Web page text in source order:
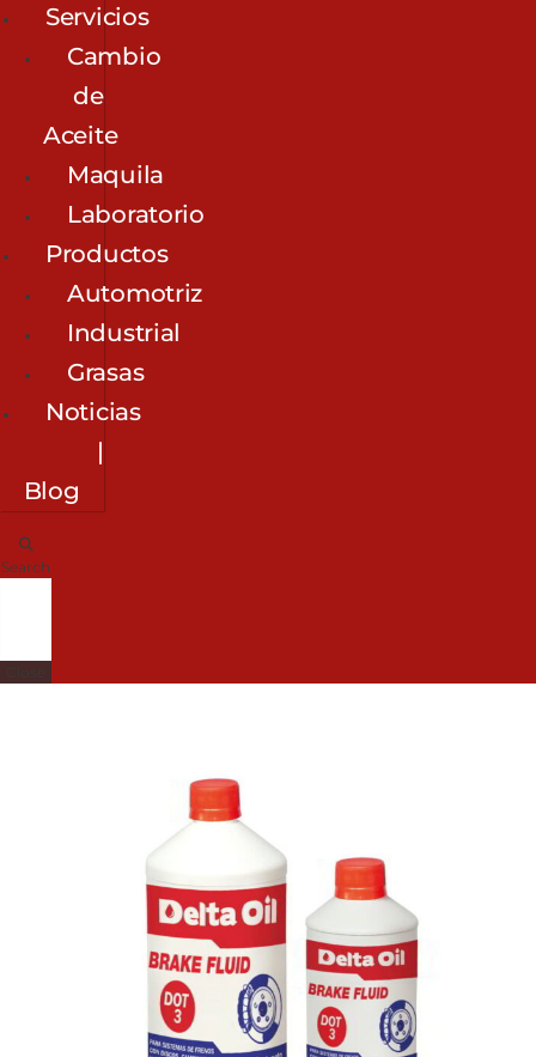
Servicios
Cambio
de
Aceite
Maquila
Laboratorio
Productos
Automotriz
Industrial
Grasas
Noticias
|
Blog
Search